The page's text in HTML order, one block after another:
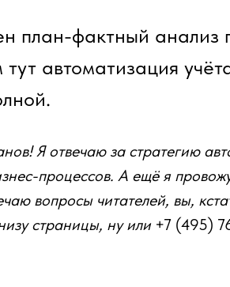
план-фактный анализ
автоматизация
Я отвечаю за стратегию
процессов. А ещё я
вопросы читателей, вы,
страницы, ну или +7 (495)